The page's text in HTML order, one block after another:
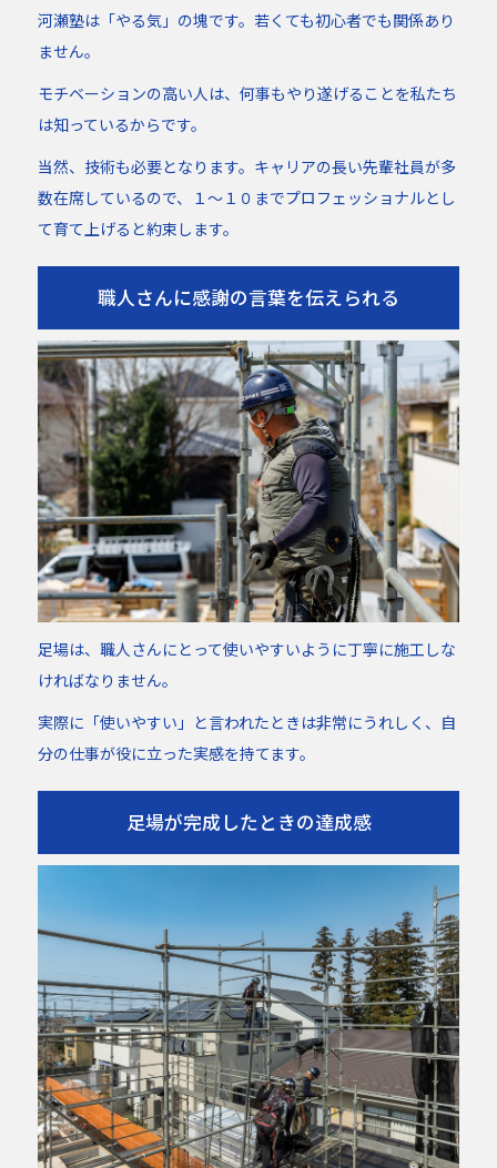
河瀬塾は「やる気」の塊です。若くても初心者でも関係あり
ません。
モチベーションの高い人は、何事もやり遂げることを私たち
は知っているからです。
当然、技術も必要となります。キャリアの長い先輩社員が多
数在席しているので、１～１０までプロフェッショナルとし
て育て上げると約束します。
職人さんに感謝の言葉を伝えられる
足場は、職人さんにとって使いやすいように丁寧に施工しな
ければなりません。
実際に「使いやすい」と言われたときは非常にうれしく、自
分の仕事が役に立った実感を持てます。
足場が完成したときの達成感